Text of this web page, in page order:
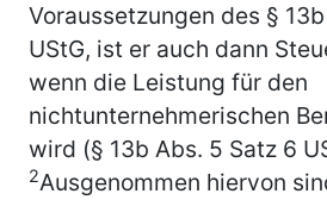
Voraussetzungen des §
UStG, ist er auch dann
wenn die Leistung für den
nichtunternehmerischen
wird (§ 13b Abs. 5 Satz 6
2Ausgenommen hiervon